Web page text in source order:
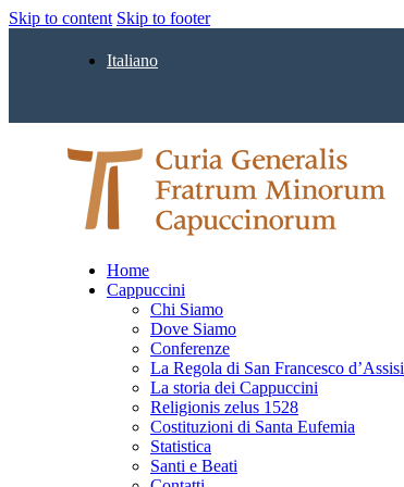
Skip to content Skip to footer
Italiano
Home
Cappuccini
Chi Siamo
Dove Siamo
Conferenze
La Regola di San Francesco d’Assisi
La storia dei Cappuccini
Religionis zelus 1528
Costituzioni di Santa Eufemia
Statistica
Santi e Beati